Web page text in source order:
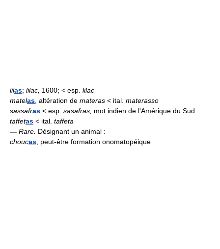
lilas; lilac, 1600; < esp. lilac
matelas , altération de materas < ital. materasso
sassafras < esp. sasafras, mot indien de l'Amérique du Sud
taffetas < ital. taffeta
— Rare. Désignant un animal :
choucas; peut-être formation onomatopéique